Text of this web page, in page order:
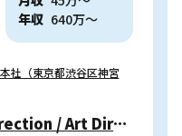
年収 640万〜
社（東京都渋谷区神宮
デザイナー（Creative Direction / Art Direction）